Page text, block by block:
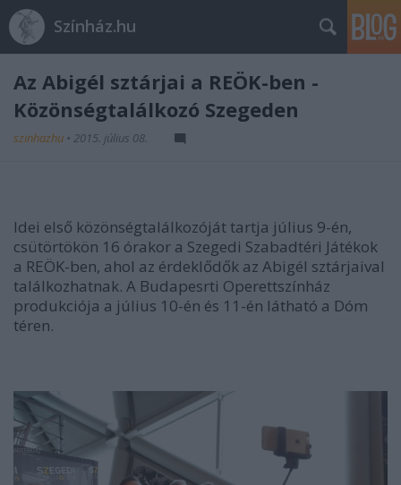
Színház.hu
Az Abigél sztárjai a REÖK-ben -
Közönségtalálkozó Szegeden
szinhazhu • 2015. július 08.
Idei első közönségtalálkozóját tartja július 9-én,
csütörtökön 16 órakor a Szegedi Szabadtéri Játékok
a REÖK-ben, ahol az érdeklődők az Abigél sztárjaival
találkozhatnak. A Budapesrti Operettszínház
produkciója a július 10-én és 11-én látható a Dóm
téren.